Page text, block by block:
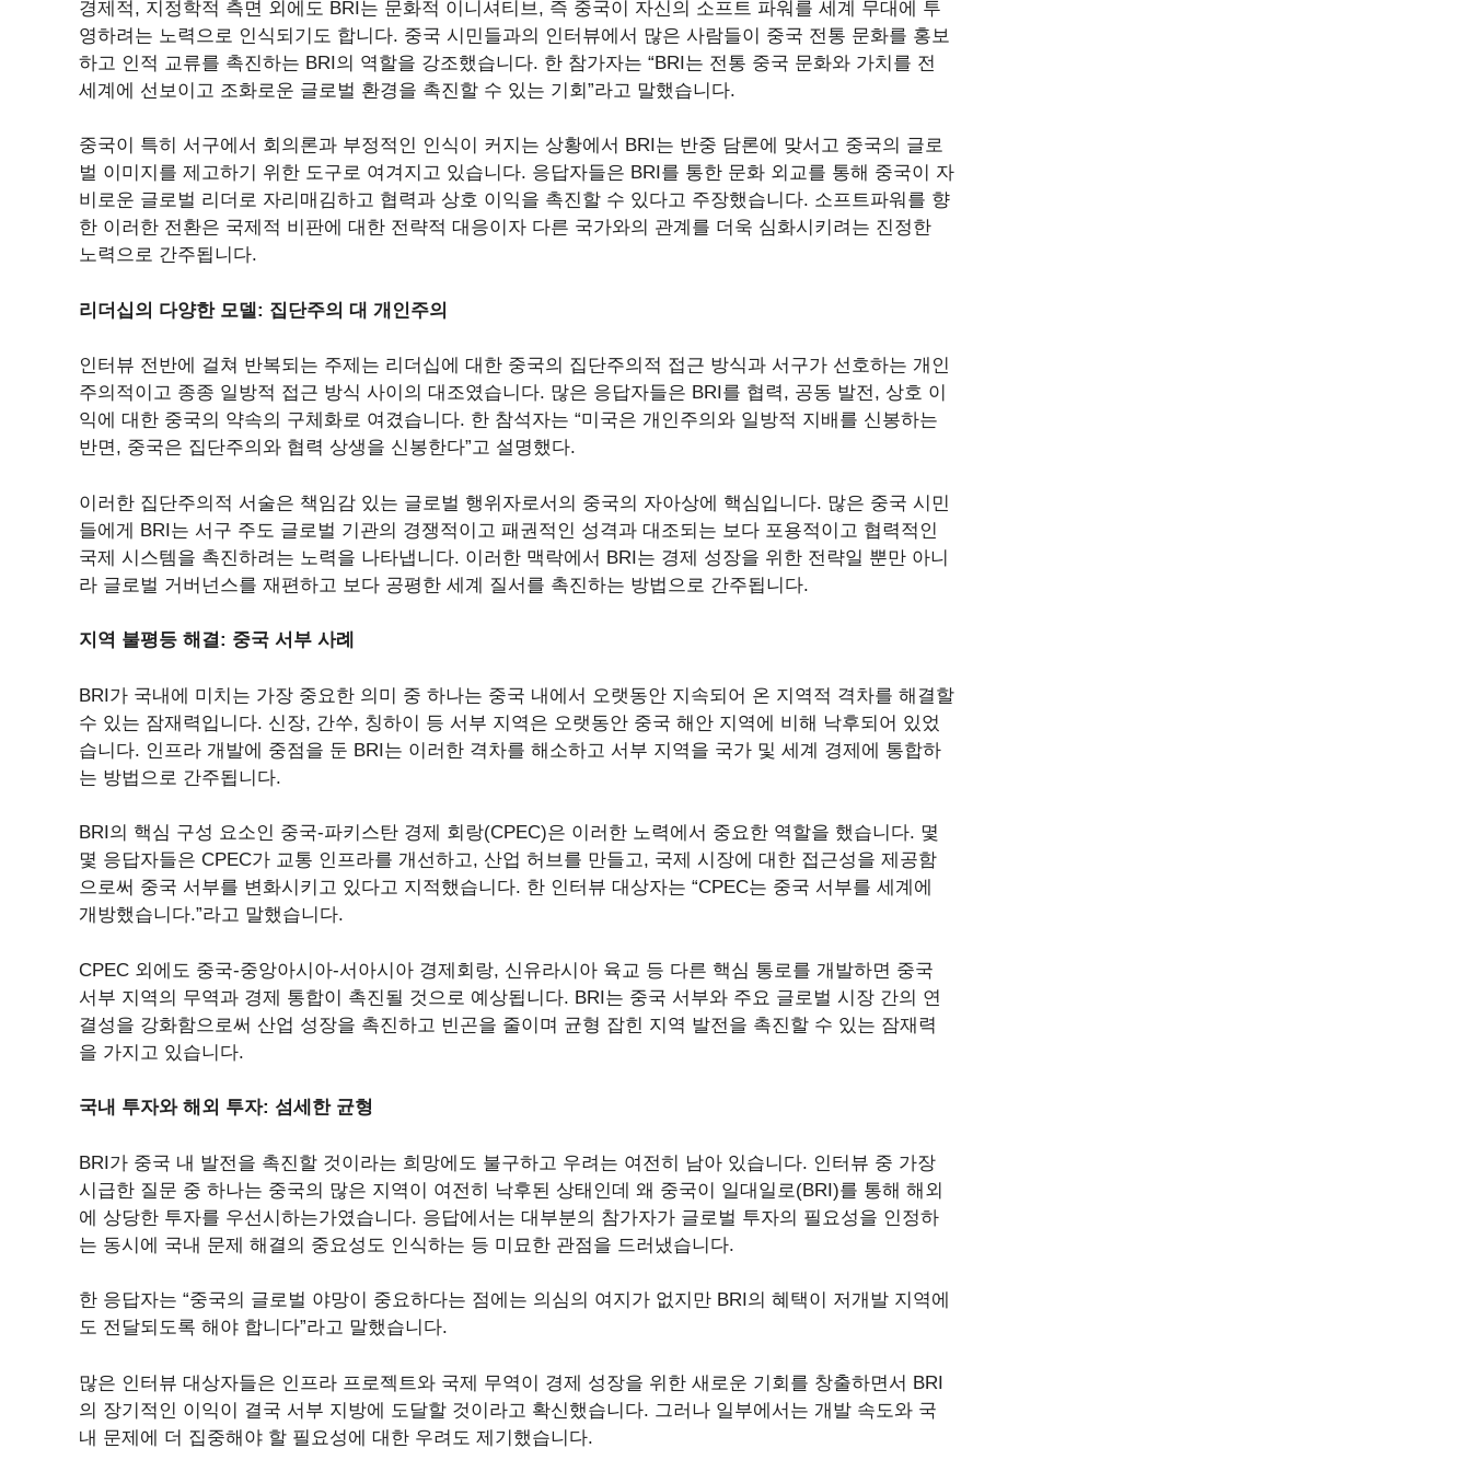
경제적, 지정학적 측면 외에도 BRI는 문화적 이니셔티브, 즉 중국이 자신의 소프트 파워를 세계 무대에 투
영하려는 노력으로 인식되기도 합니다. 중국 시민들과의 인터뷰에서 많은 사람들이 중국 전통 문화를 홍보
하고 인적 교류를 촉진하는 BRI의 역할을 강조했습니다. 한 참가자는 “BRI는 전통 중국 문화와 가치를 전
세계에 선보이고 조화로운 글로벌 환경을 촉진할 수 있는 기회”라고 말했습니다.
중국이 특히 서구에서 회의론과 부정적인 인식이 커지는 상황에서 BRI는 반중 담론에 맞서고 중국의 글로
벌 이미지를 제고하기 위한 도구로 여겨지고 있습니다. 응답자들은 BRI를 통한 문화 외교를 통해 중국이 자
비로운 글로벌 리더로 자리매김하고 협력과 상호 이익을 촉진할 수 있다고 주장했습니다. 소프트파워를 향
한 이러한 전환은 국제적 비판에 대한 전략적 대응이자 다른 국가와의 관계를 더욱 심화시키려는 진정한
노력으로 간주됩니다.
리더십의 다양한 모델: 집단주의 대 개인주의
인터뷰 전반에 걸쳐 반복되는 주제는 리더십에 대한 중국의 집단주의적 접근 방식과 서구가 선호하는 개인
주의적이고 종종 일방적 접근 방식 사이의 대조였습니다. 많은 응답자들은 BRI를 협력, 공동 발전, 상호 이
익에 대한 중국의 약속의 구체화로 여겼습니다. 한 참석자는 “미국은 개인주의와 일방적 지배를 신봉하는
반면, 중국은 집단주의와 협력 상생을 신봉한다”고 설명했다.
이러한 집단주의적 서술은 책임감 있는 글로벌 행위자로서의 중국의 자아상에 핵심입니다. 많은 중국 시민
들에게 BRI는 서구 주도 글로벌 기관의 경쟁적이고 패권적인 성격과 대조되는 보다 포용적이고 협력적인
국제 시스템을 촉진하려는 노력을 나타냅니다. 이러한 맥락에서 BRI는 경제 성장을 위한 전략일 뿐만 아니
라 글로벌 거버넌스를 재편하고 보다 공평한 세계 질서를 촉진하는 방법으로 간주됩니다.
지역 불평등 해결: 중국 서부 사례
BRI가 국내에 미치는 가장 중요한 의미 중 하나는 중국 내에서 오랫동안 지속되어 온 지역적 격차를 해결할
수 있는 잠재력입니다. 신장, 간쑤, 칭하이 등 서부 지역은 오랫동안 중국 해안 지역에 비해 낙후되어 있었
습니다. 인프라 개발에 중점을 둔 BRI는 이러한 격차를 해소하고 서부 지역을 국가 및 세계 경제에 통합하
는 방법으로 간주됩니다.
BRI의 핵심 구성 요소인 중국-파키스탄 경제 회랑(CPEC)은 이러한 노력에서 중요한 역할을 했습니다. 몇
몇 응답자들은 CPEC가 교통 인프라를 개선하고, 산업 허브를 만들고, 국제 시장에 대한 접근성을 제공함
으로써 중국 서부를 변화시키고 있다고 지적했습니다. 한 인터뷰 대상자는 “CPEC는 중국 서부를 세계에
개방했습니다.”라고 말했습니다.
CPEC 외에도 중국-중앙아시아-서아시아 경제회랑, 신유라시아 육교 등 다른 핵심 통로를 개발하면 중국
서부 지역의 무역과 경제 통합이 촉진될 것으로 예상됩니다. BRI는 중국 서부와 주요 글로벌 시장 간의 연
결성을 강화함으로써 산업 성장을 촉진하고 빈곤을 줄이며 균형 잡힌 지역 발전을 촉진할 수 있는 잠재력
을 가지고 있습니다.
국내 투자와 해외 투자: 섬세한 균형
BRI가 중국 내 발전을 촉진할 것이라는 희망에도 불구하고 우려는 여전히 남아 있습니다. 인터뷰 중 가장
시급한 질문 중 하나는 중국의 많은 지역이 여전히 낙후된 상태인데 왜 중국이 일대일로(BRI)를 통해 해외
에 상당한 투자를 우선시하는가였습니다. 응답에서는 대부분의 참가자가 글로벌 투자의 필요성을 인정하
는 동시에 국내 문제 해결의 중요성도 인식하는 등 미묘한 관점을 드러냈습니다.
한 응답자는 “중국의 글로벌 야망이 중요하다는 점에는 의심의 여지가 없지만 BRI의 혜택이 저개발 지역에
도 전달되도록 해야 합니다”라고 말했습니다.
많은 인터뷰 대상자들은 인프라 프로젝트와 국제 무역이 경제 성장을 위한 새로운 기회를 창출하면서 BRI
의 장기적인 이익이 결국 서부 지방에 도달할 것이라고 확신했습니다. 그러나 일부에서는 개발 속도와 국
내 문제에 더 집중해야 할 필요성에 대한 우려도 제기했습니다.